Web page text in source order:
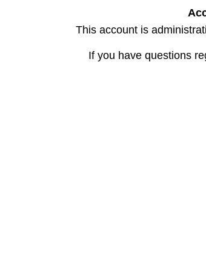
This account is
If you have questions